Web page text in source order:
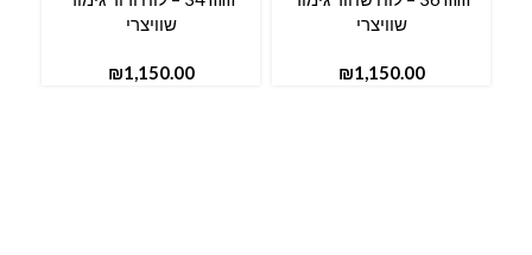
שוויצרי
₪
שוויצרי
₪